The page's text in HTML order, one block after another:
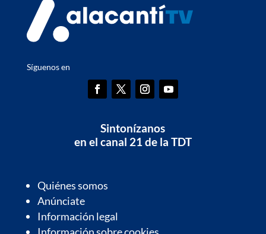
Síguenos en
Sintonízanos
en el canal 21 de la TDT
Quiénes somos
Anúnciate
Información legal